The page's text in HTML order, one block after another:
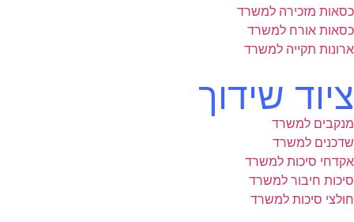
כסאות מזכירה למשרד
כסאות אורח למשרד
ארונות תקייה למשרד
ציוד שידוך
מנקבים למשרד
שדכנים למשרד
אקדחי סיכות למשרד
סיכות חיבור למשרד
חולצי סיכות למשרד